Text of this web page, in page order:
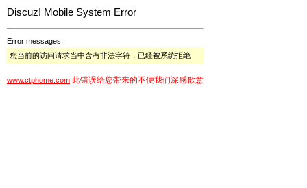
Discuz! Mobile System Error
Error messages:
您当前的访问请求当中含有非法字符，已经被系统拒绝
www.ctphome.com 此错误给您带来的不便我们深感歉意